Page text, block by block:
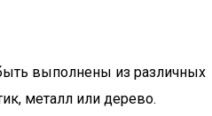
выполнены из различных
металл или дерево.